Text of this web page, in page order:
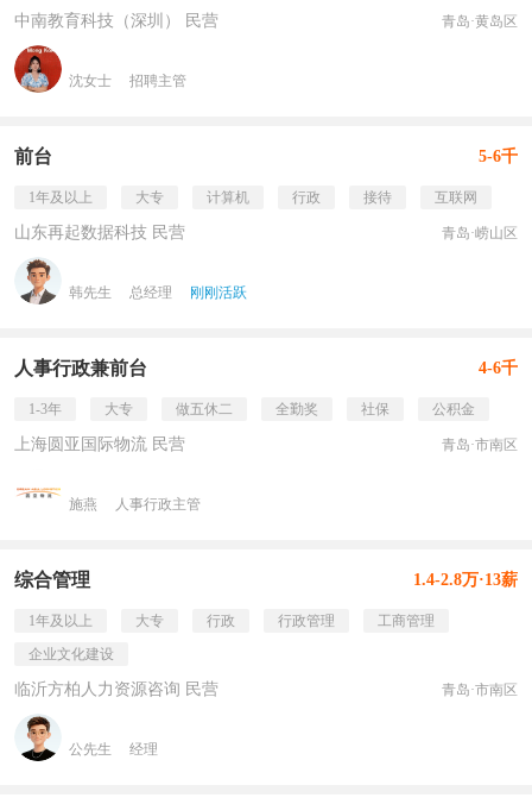
中南教育科技（深圳） 民营 青岛·黄岛区
沈女士 招聘主管
前台 5-6千
1年及以上 大专 计算机 行政 接待 互联网
山东再起数据科技 民营 青岛·崂山区
韩先生 总经理 刚刚活跃
人事行政兼前台 4-6千
1-3年 大专 做五休二 全勤奖 社保 公积金
上海圆亚国际物流 民营 青岛·市南区
施燕 人事行政主管
综合管理 1.4-2.8万·13薪
1年及以上 大专 行政 行政管理
工商管理
企业文化建设
临沂方柏人力资源咨询 民营 青岛·市南区
公先生 经理